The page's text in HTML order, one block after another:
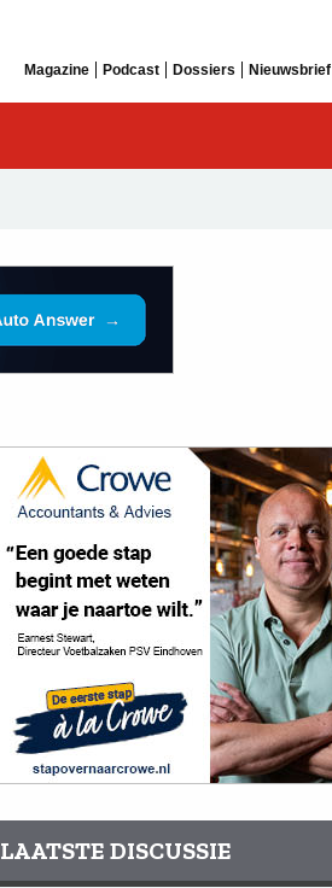
Magazine Podcast Dossiers Nieuwsbrief
LAATSTE DISCUSSIE